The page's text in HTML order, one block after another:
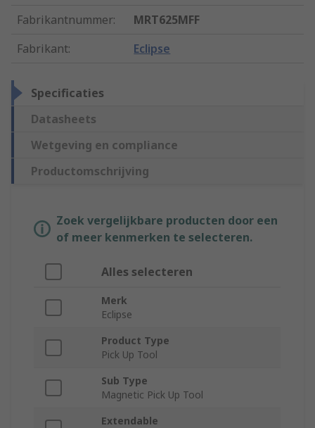
Fabrikantnummer:
MRT625MFF
Fabrikant: Eclipse
Specificaties
Datasheets
Wetgeving en compliance
Productomschrijving
Zoek vergelijkbare producten door een
of meer kenmerken te selecteren.
Alles selecteren
Merk
Eclipse
Product Type
Pick Up Tool
Sub Type
Magnetic Pick Up Tool
Extendable